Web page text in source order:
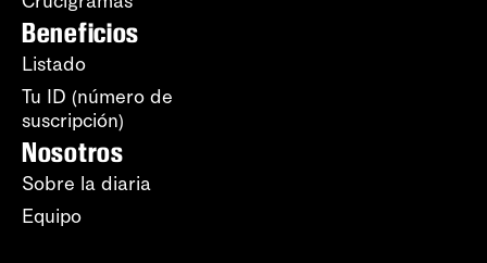
Beneficios
Listado
Tu ID (número de
suscripción)
Nosotros
Sobre la diaria
Equipo